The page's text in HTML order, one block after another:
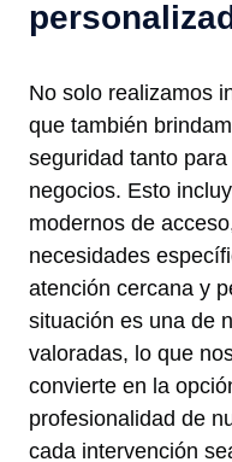
No solo realizamos
que también
seguridad tanto
negocios. Esto
modernos de
necesidades
atención cercana y
situación es una de
valoradas, lo que
convierte en la
profesionalidad de
cada intervención